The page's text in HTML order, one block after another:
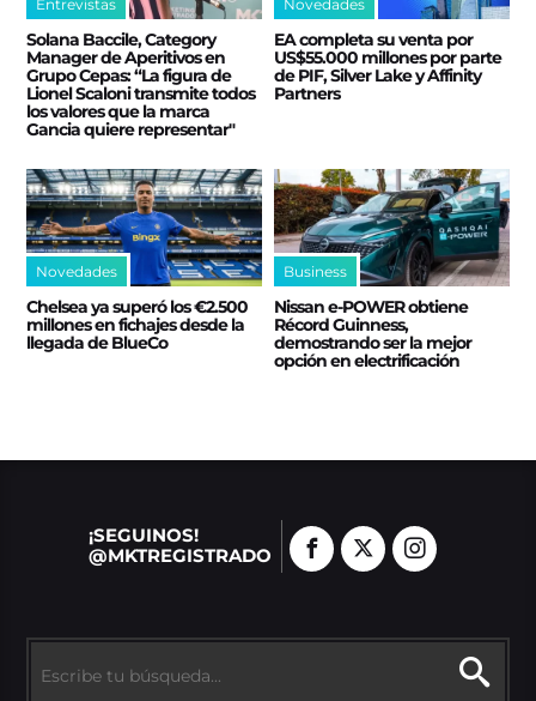
Entrevistas
Solana Baccile, Category
Manager de Aperitivos en
Grupo Cepas: “La figura de
Lionel Scaloni transmite todos
los valores que la marca
Gancia quiere representar"
Novedades
EA completa su venta por
US$55.000 millones por parte
de PIF, Silver Lake y Affinity
Partners
Novedades
Chelsea ya superó los €2.500
millones en fichajes desde la
llegada de BlueCo
Business
Nissan e‑POWER obtiene
Récord Guinness,
demostrando ser la mejor
opción en electrificación
¡SEGUINOS!
@MKTREGISTRADO